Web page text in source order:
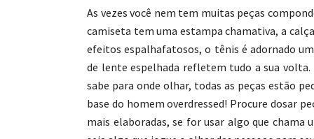
As vezes você nem tem muitas peças
camiseta tem uma estampa chamativa, a
efeitos espalhafatosos, o tênis é adornado
de lente espelhada refletem tudo a sua
sabe para onde olhar, todas as peças estão
base do homem overdressed! Procure dosar
mais elaboradas, se for usar algo que chama